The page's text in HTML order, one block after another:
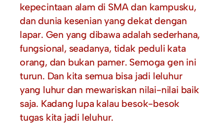
kepecintaan alam di SMA dan kampusku,
dan dunia kesenian yang dekat dengan
lapar. Gen yang dibawa adalah sederhana,
fungsional, seadanya, tidak peduli kata
orang, dan bukan pamer. Semoga gen ini
turun. Dan kita semua bisa jadi leluhur
yang luhur dan mewariskan nilai-nilai baik
saja. Kadang lupa kalau besok-besok
tugas kita jadi leluhur.